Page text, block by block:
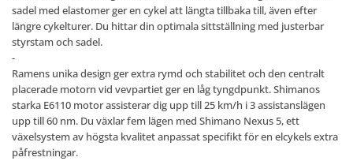
sadel med elastomer ger en cykel att längta tillbaka till, även efter
längre cykelturer. Du hittar din optimala sittställning med justerbar
styrstam och sadel.
-
Ramens unika design ger extra rymd och stabilitet och den centralt
placerade motorn vid vevpartiet ger en låg tyngdpunkt. Shimanos
starka E6110 motor assisterar dig upp till 25 km/h i 3 assistanslägen
upp till 60 nm. Du växlar fem lägen med Shimano Nexus 5, ett
växelsystem av högsta kvalitet anpassat specifikt för en elcykels extra
påfrestningar.